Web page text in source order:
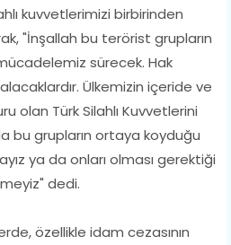
kuvvetlerimizi birbirinden
"İnşallah bu terörist grupların
sürecek. Hak
Ülkemizin içeride ve
olan Türk Silahlı Kuvvetlerini
bu grupların ortaya koyduğu
ya da onları olması gerektiği
dedi.
özellikle idam cezasının